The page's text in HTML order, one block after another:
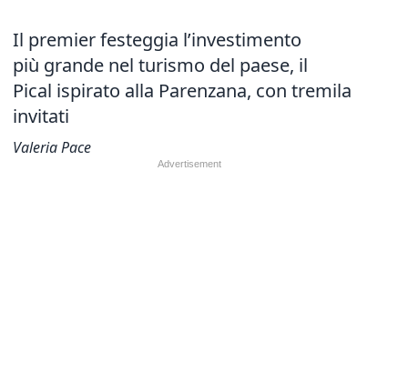
Il premier festeggia l’investimento
più grande nel turismo del paese, il
Pical ispirato alla Parenzana, con tremila
invitati
Valeria Pace